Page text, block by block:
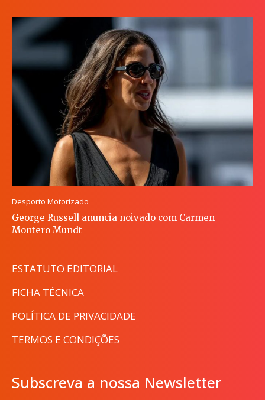
Desporto Motorizado
George Russell anuncia noivado com Carmen
Montero Mundt
ESTATUTO EDITORIAL
FICHA TÉCNICA
POLÍTICA DE PRIVACIDADE
TERMOS E CONDIÇÕES
Subscreva a nossa Newsletter